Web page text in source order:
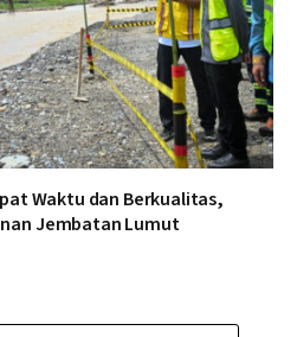
Waktu dan Berkualitas,
Jembatan Lumut